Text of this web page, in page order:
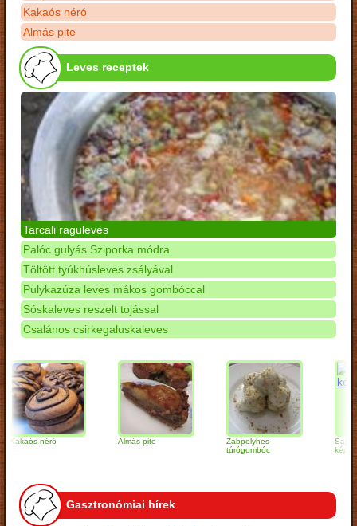
Kakaós néró
Almás pite
Leves receptek
Tarcali raguleves
Palóc gulyás Sziporka módra
Töltött tyúkhúsleves zsályával
Pulykazúza leves mákos gombóccal
Sóskaleves reszelt tojással
Csalános csirkegaluskaleves
néró Almás pite
Zabpelyhes
túrógombóc
Sajtos
Gasztronómiai hírek